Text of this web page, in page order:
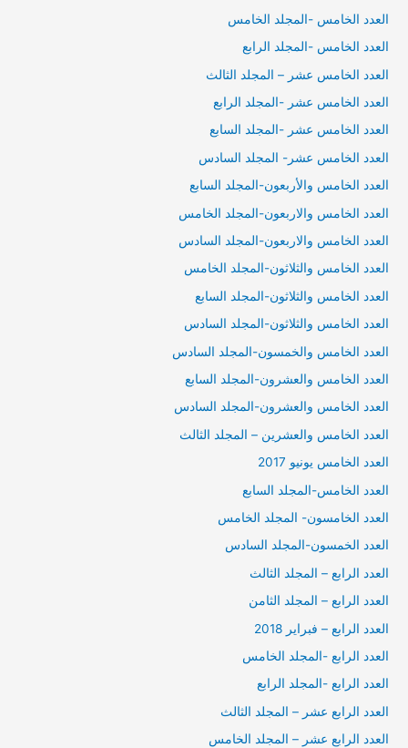
العدد الخامس -المجلد الخامس
العدد الخامس -المجلد الرابع
العدد الخامس عشر – المجلد الثالث
العدد الخامس عشر -المجلد الرابع
العدد الخامس عشر -المجلد السابع
العدد الخامس عشر- المجلد السادس
العدد الخامس والأربعون-المجلد السابع
العدد الخامس والاربعون-المجلد الخامس
العدد الخامس والاربعون-المجلد السادس
العدد الخامس والثلاثون-المجلد الخامس
العدد الخامس والثلاثون-المجلد السابع
العدد الخامس والثلاثون-المجلد السادس
العدد الخامس والخمسون-المجلد السادس
العدد الخامس والعشرون-المجلد السابع
العدد الخامس والعشرون-المجلد السادس
العدد الخامس والعشرين – المجلد الثالث
العدد الخامس يونيو 2017
العدد الخامس-المجلد السابع
العدد الخامسون- المجلد الخامس
العدد الخمسون-المجلد السادس
العدد الرابع – المجلد الثالث
العدد الرابع – المجلد الثامن
العدد الرابع – فبراير 2018
العدد الرابع -المجلد الخامس
العدد الرابع -المجلد الرابع
العدد الرابع عشر – المجلد الثالث
العدد الرابع عشر – المجلد الخامس